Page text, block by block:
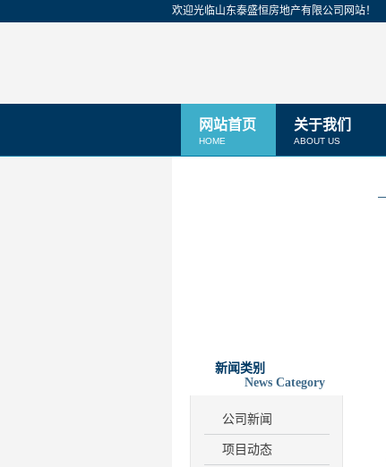
欢迎光临山东泰盛恒房地产有限公司网站！
网站首页
HOME
关于我们
ABOUT US
新闻类别
News Category
公司新闻
项目动态